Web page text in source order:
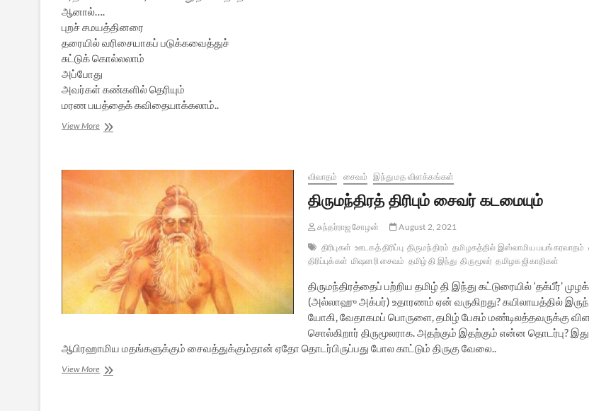
ஆனால்….
புறச் சமயத்தினரை
தரையில் வரிசையாகப் படுக்கவைத்துச்
சுட்டுக் கொல்லலாம்
அப்போது
அவர்கள் கண்களில் தெரியும்
மரண பயத்தைக் கவிதையாக்கலாம்..
View Moreஇஸ்லாமிய
விவாதம் சைவம் இந்து மத விளக்கங்கள்
திருமந்திரத் திரிபும் சைவர் கடமையும்
சுந்தர்ராஜ சோழன்
August 2, 2021
திரிபுகள் ஊடகத் திரிப்பு திருமந்திரம் தமிழகத்தில் இஸ்லாமிய பயங்கரவாதம்
திரிப்புக்கள் மிஷனரி சைவம் தமிழ் தி இந்து திருமூலர் தமிழக ஜிகாதிகள்
திருமந்திரத்தைப் பற்றிய தமிழ் தி இந்து கட்டுரையில் ‘தக்பீர்’
(அல்லாஹு அக்பர்) உதாரணம் ஏன் வருகிறது? கயிலாயத்தில்
யோகி, வேதாகமப் பொருளை, தமிழ் பேசும் மண்டிலத்தவருக்கு
சொல்கிறார் திருமூலராக. அதற்கும் இதற்கும் என்ன தொடர்பு?
ஆபிரஹாமிய மதங்களுக்கும் சைவத்துக்கும்தான் ஏதோ தொடர்பிருப்பது போல காட்டும் திருகு வேலை..
View Moreதிருமந்திரத்